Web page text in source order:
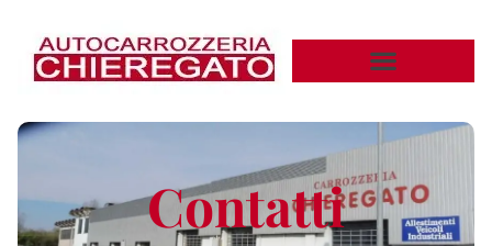
Contatti